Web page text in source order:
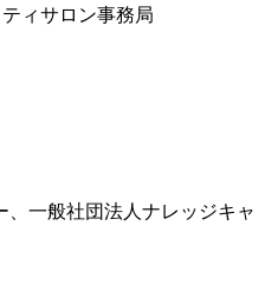
ィサロン事務局
一般社団法人ナレッジキャ